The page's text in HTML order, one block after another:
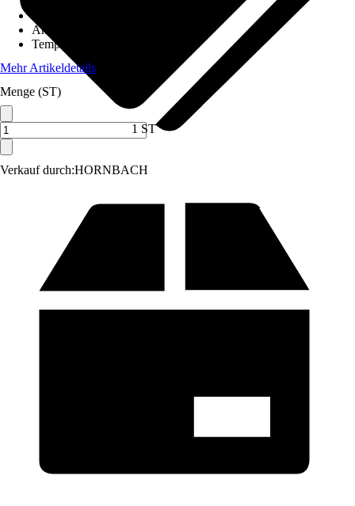
Verkauf durch:HORNBACH
Anzahl Temperaturstufen
Temperatur
Mehr Artikeldetails
Menge (ST)
1 ST